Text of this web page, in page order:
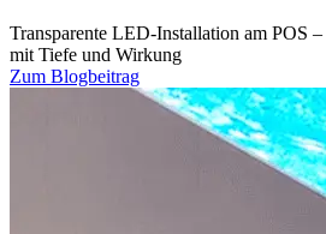
Transparente LED-Installation am POS
mit Tiefe und Wirkung
Zum Blogbeitrag